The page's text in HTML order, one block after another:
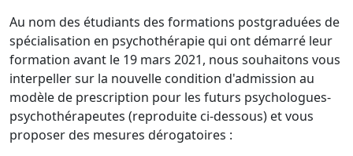
Au nom des étudiants des formations postgraduées de
spécialisation en psychothérapie qui ont démarré leur
formation avant le 19 mars 2021, nous souhaitons vous
interpeller sur la nouvelle condition d'admission au
modèle de prescription pour les futurs psychologues-
psychothérapeutes (reproduite ci-dessous) et vous
proposer des mesures dérogatoires :